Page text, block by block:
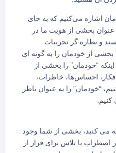
اشاره می‌کنیم که به جای
عنوان بخشی از هویت ما در
و نظاره گر تجربیات
بخشی از خودمان را به گونه ای
“خودمان” را بخشی از
احساس‌ها، خاطرات،
“خودمان” را به عنوان ناظر
کنیم.
می کنید، بخشی از شما وجود
یا تلاش برای فرار از